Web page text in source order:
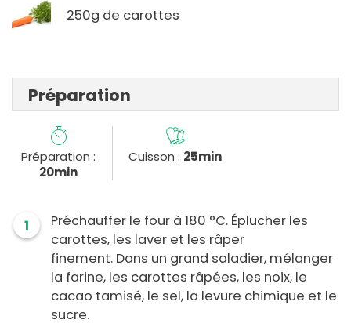
250g de carottes
Préparation
Préparation :
20min
Cuisson : 25min
1
Préchauffer le four à 180 °C. Éplucher les
carottes, les laver et les râper
finement. Dans un grand saladier, mélanger
la farine, les carottes râpées, les noix, le
cacao tamisé, le sel, la levure chimique et le
sucre.